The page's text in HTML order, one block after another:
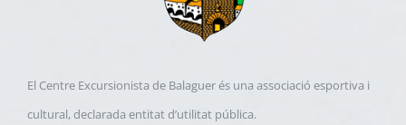
El Centre Excursionista de Balaguer és una associació esportiva i
cultural, declarada entitat d’utilitat pública.